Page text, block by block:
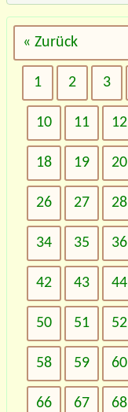
« Zurück
1 2 3
10 11 12
18 19 20
26 27 28
34 35 36
42 43 44
50 51 52
58 59 60
66 67 68